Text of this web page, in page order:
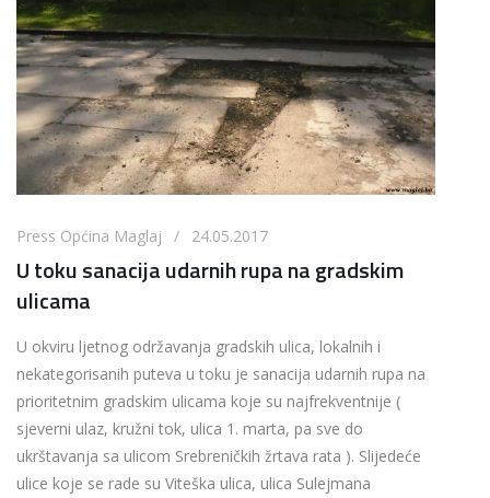
Press Općina Maglaj / 24.05.2017
U toku sanacija udarnih rupa na gradskim
ulicama
U okviru ljetnog održavanja gradskih ulica, lokalnih i
nekategorisanih puteva u toku je sanacija udarnih rupa na
prioritetnim gradskim ulicama koje su najfrekventnije (
sjeverni ulaz, kružni tok, ulica 1. marta, pa sve do
ukrštavanja sa ulicom Srebreničkih žrtava rata ). Slijedeće
ulice koje se rade su Viteška ulica, ulica Sulejmana